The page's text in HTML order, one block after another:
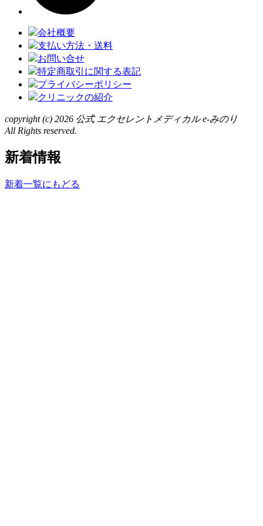
会社概要
支払い方法・送料
お問い合せ
特定商取引に関する表記
プライバシーポリシー
クリニックの紹介
copyright (c) 2026 公式 エクセレントメディカル e-みのり
All Rights reserved.
新着情報
新着一覧にもどる